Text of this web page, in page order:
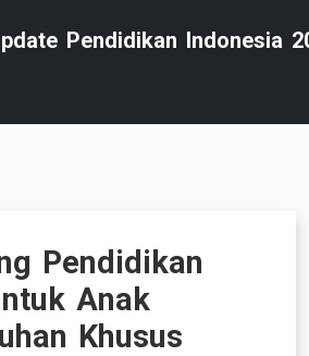
Pendidikan Indonesia
Pendidikan
Anak
Khusus